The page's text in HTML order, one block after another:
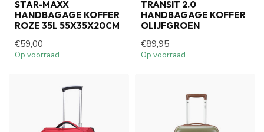
STAR-MAXX
HANDBAGAGE KOFFER
ROZE 35L 55X35X20CM
€59,00
Op voorraad
TRANSIT 2.0
HANDBAGAGE KOFFER
OLIJFGROEN
€89,95
Op voorraad